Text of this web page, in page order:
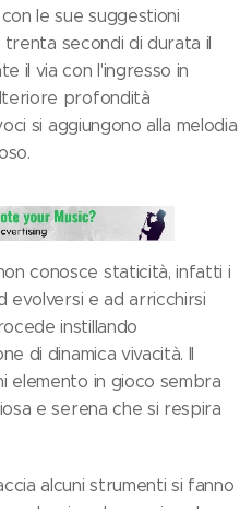
le sue suggestioni
trenta secondi di durata il
il via con l'ingresso in
profondità
si aggiungono alla melodia
conosce staticità, infatti i
evolversi e ad arricchirsi
instillando
di dinamica vivacità. Il
elemento in gioco sembra
e serena che si respira
alcuni strumenti si fanno